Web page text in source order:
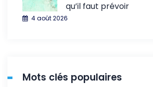
qu’il faut prévoir
4 août 2026
Mots clés populaires